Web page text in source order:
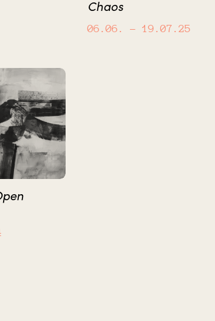
Chaos
06.06. – 19.07.25